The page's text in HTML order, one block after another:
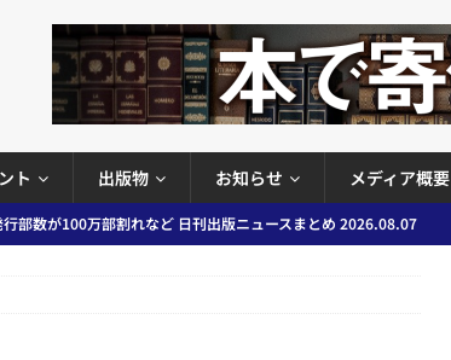
ト 出版物 お知らせ メディア概要
部数が100万部割れなど 日刊出版ニュースまとめ 2026.08.07